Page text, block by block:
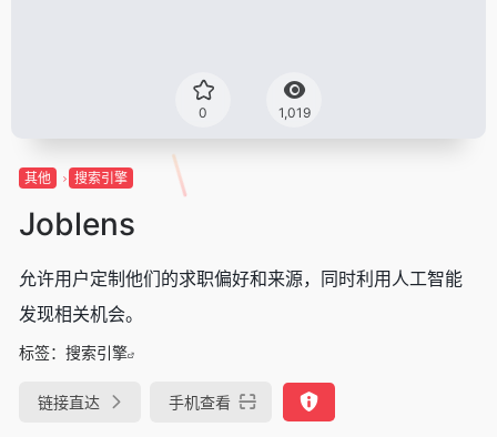
0 1,019
其他 搜索引擎
Joblens
允许用户定制他们的求职偏好和来源，同时利用人工智能
发现相关机会。
标签： 搜索引擎
链接直达 手机查看